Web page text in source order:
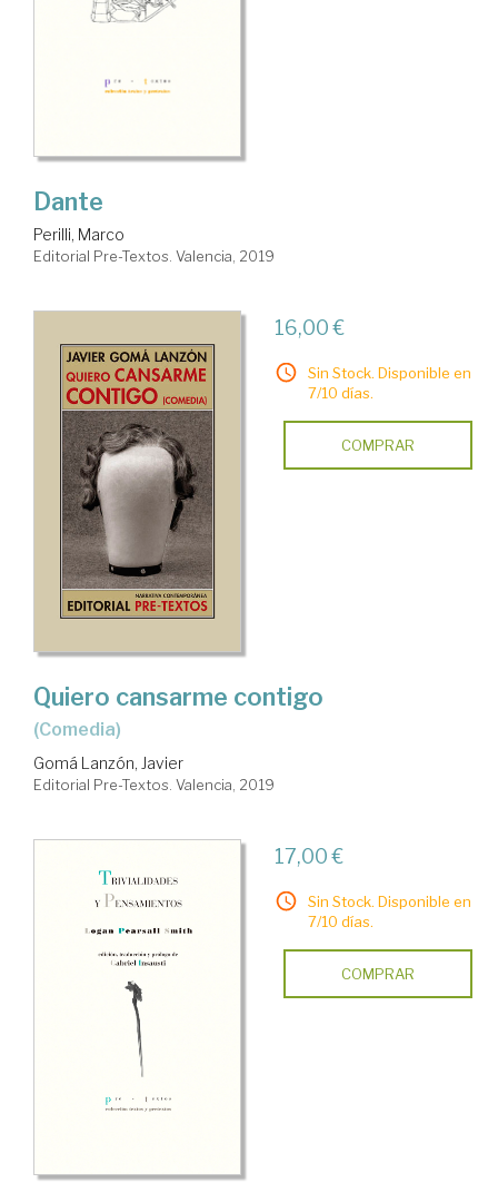
Dante
Perilli, Marco
Editorial Pre-Textos. Valencia, 2019
16,00 €
Sin Stock. Disponible en
7/10 días.
COMPRAR
Quiero cansarme contigo
(comedia)
Gomá Lanzón, Javier
Editorial Pre-Textos. Valencia, 2019
17,00 €
Sin Stock. Disponible en
7/10 días.
COMPRAR